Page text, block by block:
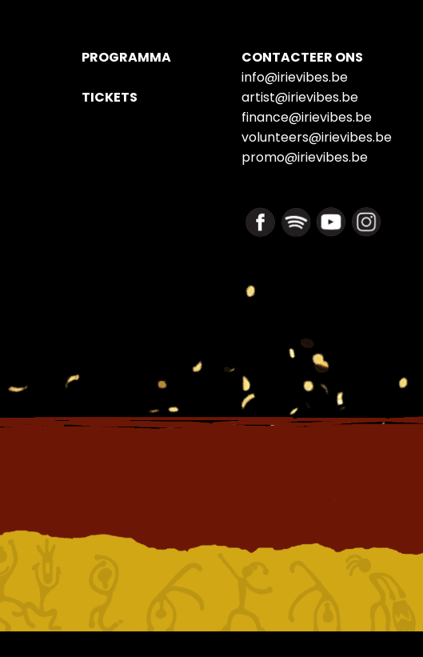
PROGRAMMA
TICKETS
CONTACTEER ONS
info@irievibes.be
artist@irievibes.be
finance@irievibes.be
volunteers@irievibes.be
promo@irievibes.be